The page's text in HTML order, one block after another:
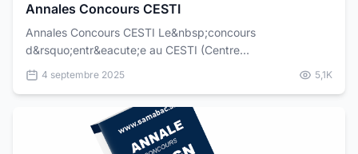
Annales Concours CESTI
Annales Concours CESTI Le&nbsp;concours
d&rsquo;entr&eacute;e au CESTI (Centre
d&rsquo;&Eacute;tudes des Sciences et Techniques de
l&rsquo;Information)&nbsp;es...
4 septembre 2025 5,1K